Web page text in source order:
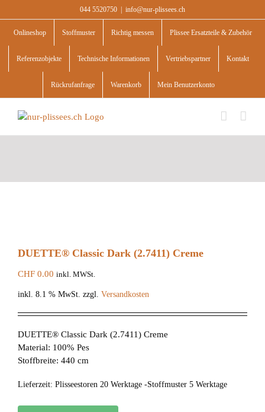
to
content
044 5520750 info@nur-plissees.ch
Onlineshop Stoffmuster Richtig messen Plissee Ersatzteile & Zubehör
Referenzobjekte Technische Informationen Vertriebspartner Kontakt
Rückrufanfrage Warenkorb Mein Benutzerkonto
DUETTE® Classic Dark (2.7411) Creme
CHF 0.00 inkl. MWSt.
inkl. 8.1 % MwSt. zzgl. Versandkosten
DUETTE® Classic Dark (2.7411) Creme
Material: 100% Pes
Stoffbreite: 440 cm
Lieferzeit: Plisseestoren 20 Werktage -Stoffmuster 5 Werktage